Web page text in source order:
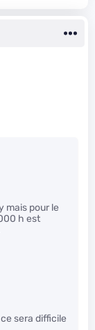
mais pour le
h est
sera difficile